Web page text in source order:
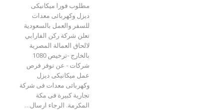
مطلوب فورا ميكانيكى
ديزل وكهربائى معدات
للسفر والعمل بالسعودية
تعلن شركة ركن الفارابي
لالحاق العمالة المصرية
بالخارج -ترخيص 1080
شركات - عن توفر فرص
عمل ميكانيكى ديزل
وكهربائى معدات فى شركة
تجارية كبيرة فى مكة
المكرمة. الرجاء ارسال…